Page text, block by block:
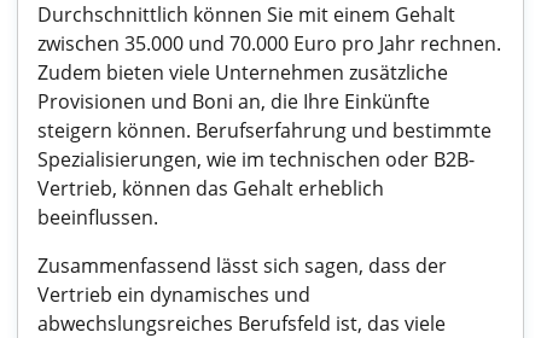
Durchschnittlich können Sie mit einem Gehalt
zwischen 35.000 und 70.000 Euro pro Jahr rechnen.
Zudem bieten viele Unternehmen zusätzliche
Provisionen und Boni an, die Ihre Einkünfte
steigern können. Berufserfahrung und bestimmte
Spezialisierungen, wie im technischen oder B2B-
Vertrieb, können das Gehalt erheblich
beeinflussen.
Zusammenfassend lässt sich sagen, dass der
Vertrieb ein dynamisches und
abwechslungsreiches Berufsfeld ist, das viele